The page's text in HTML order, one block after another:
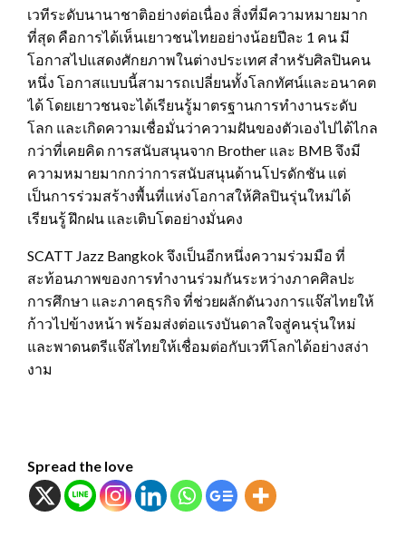
เวทีระดับนานาชาติอย่างต่อเนื่อง สิ่งที่มีความหมายมาก
ที่สุด คือการได้เห็นเยาวชนไทยอย่างน้อยปีละ 1 คน มี
โอกาสไปแสดงศักยภาพในต่างประเทศ สำหรับศิลปินคน
หนึ่ง โอกาสแบบนี้สามารถเปลี่ยนทั้งโลกทัศน์และอนาคต
ได้ โดยเยาวชนจะได้เรียนรู้มาตรฐานการทำงานระดับ
โลก และเกิดความเชื่อมั่นว่าความฝันของตัวเองไปได้ไกล
กว่าที่เคยคิด การสนับสนุนจาก Brother และ BMB จึงมี
ความหมายมากกว่าการสนับสนุนด้านโปรดักชัน แต่
เป็นการร่วมสร้างพื้นที่แห่งโอกาสให้ศิลปินรุ่นใหม่ได้
เรียนรู้ ฝึกฝน และเติบโตอย่างมั่นคง
SCATT Jazz Bangkok จึงเป็นอีกหนึ่งความร่วมมือ ที่
สะท้อนภาพของการทำงานร่วมกันระหว่างภาคศิลปะ
การศึกษา และภาคธุรกิจ ที่ช่วยผลักดันวงการแจ๊สไทยให้
ก้าวไปข้างหน้า พร้อมส่งต่อแรงบันดาลใจสู่คนรุ่นใหม่
และพาดนตรีแจ๊สไทยให้เชื่อมต่อกับเวทีโลกได้อย่างสง่า
งาม
Spread the love